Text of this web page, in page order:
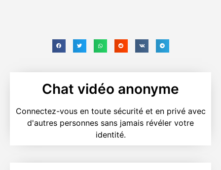
Chat vidéo anonyme
Connectez-vous en toute sécurité et en privé avec
d'autres personnes sans jamais révéler votre
identité.